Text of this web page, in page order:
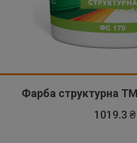
Фарба структурна
1019.3 ₴